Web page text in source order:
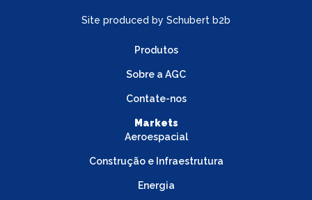
Site produced by Schubert b2b
Produtos
Sobre a AGC
Contate-nos
Markets
Aeroespacial
Construção e Infraestrutura
Energia